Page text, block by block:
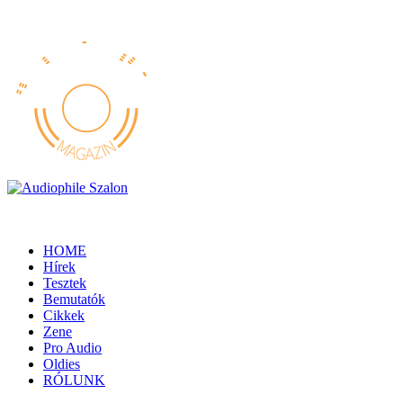
HOME
Hírek
Tesztek
Bemutatók
Cikkek
Zene
Pro Audio
Oldies
RÓLUNK